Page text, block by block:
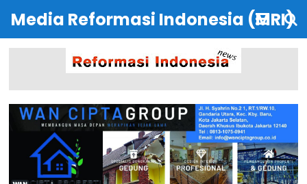
Media Reformasi Indonesia (MRI)